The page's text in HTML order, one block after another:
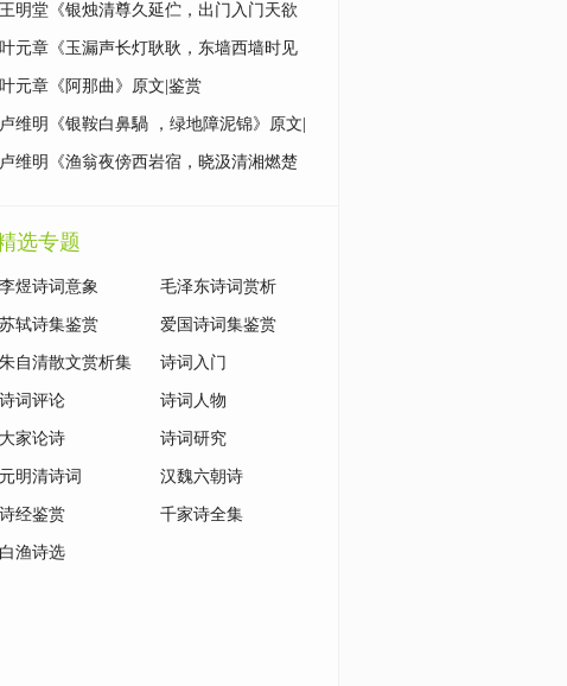
续》原文|鉴赏
王明堂《银烛清尊久延伫，出门入门天欲
曙》原文|鉴赏
叶元章《玉漏声长灯耿耿，东墙西墙时见
影》原文|鉴赏
叶元章《阿那曲》原文|鉴赏
卢维明《银鞍白鼻騧 ，绿地障泥锦》原文|
鉴赏
卢维明《渔翁夜傍西岩宿，晓汲清湘燃楚
选专题
李煜诗词意象 毛泽东诗词赏析
苏轼诗集鉴赏 爱国诗词集鉴赏
朱自清散文赏析集 诗词入门
诗词评论 诗词人物
大家论诗 诗词研究
元明清诗词 汉魏六朝诗
诗经鉴赏 千家诗全集
白渔诗选